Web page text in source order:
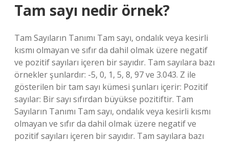
Tam sayı nedir örnek?
Tam Sayıların Tanımı Tam sayı, ondalık veya kesirli
kısmı olmayan ve sıfır da dahil olmak üzere negatif
ve pozitif sayıları içeren bir sayıdır. Tam sayılara bazı
örnekler şunlardır: -5, 0, 1, 5, 8, 97 ve 3.043. Z ile
gösterilen bir tam sayı kümesi şunları içerir: Pozitif
sayılar: Bir sayı sıfırdan büyükse pozitiftir. Tam
Sayıların Tanımı Tam sayı, ondalık veya kesirli kısmı
olmayan ve sıfır da dahil olmak üzere negatif ve
pozitif sayıları içeren bir sayıdır. Tam sayılara bazı